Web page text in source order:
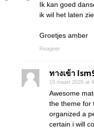
Ik kan goed
ik wil het laten
Groetjes amber
Reageer
ทางเข้า
15 maart 2026 at
Awesome
the theme for
organized a
certain i will